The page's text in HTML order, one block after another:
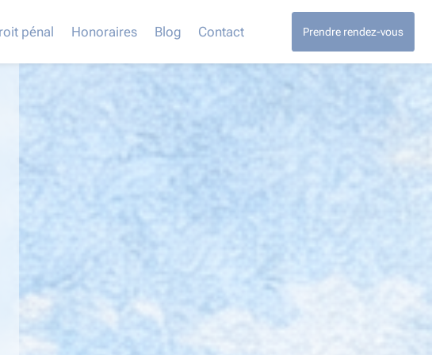
pénal Honoraires Blog Contact Prendre rendez-vous